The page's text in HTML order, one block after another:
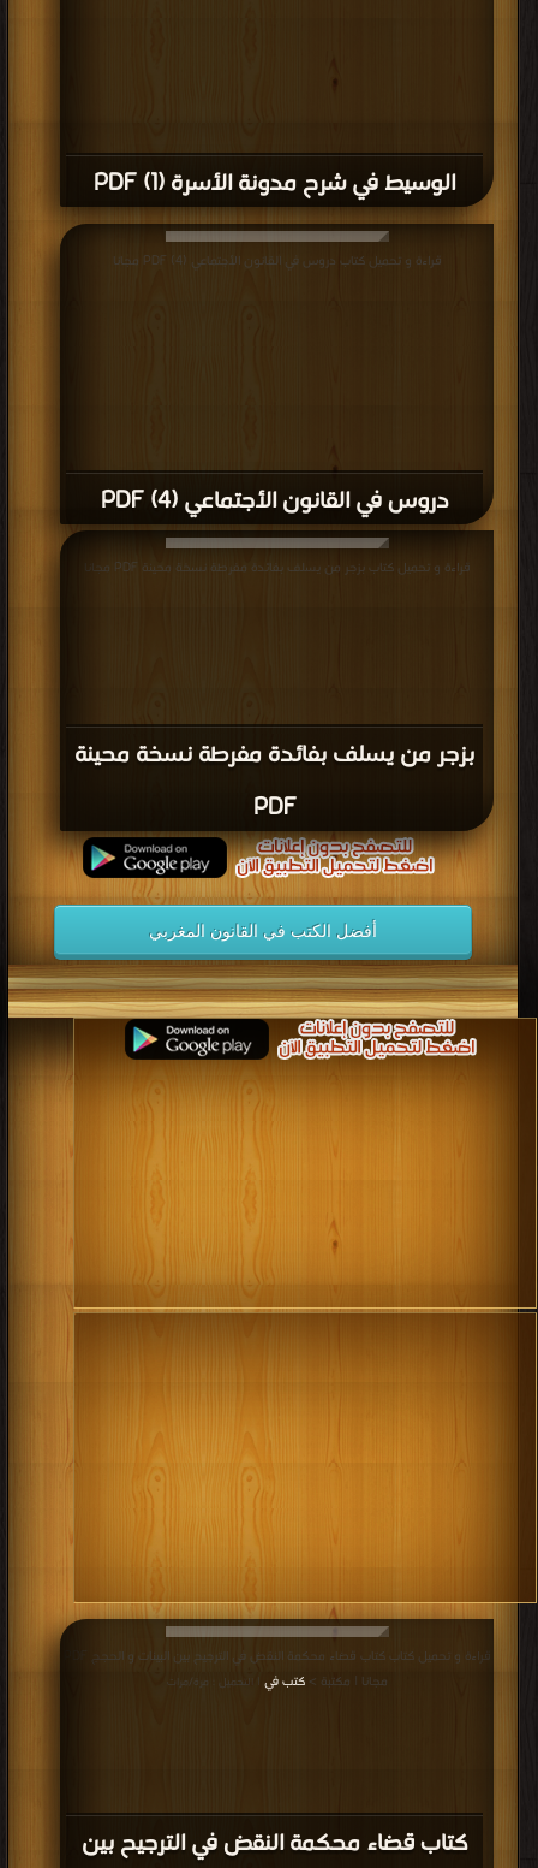
الوسيط في شرح مدونة الأسرة (1) PDF
دروس في القانون الأجتماعي (4) PDF
قراءة و تحميل كتاب دروس في القانون الأجتماعي (4) PDF مجانا
بزجر من يسلف بفائدة مفرطة نسخة محينة
PDF
قراءة و تحميل كتاب بزجر من يسلف بفائدة مفرطة نسخة محينة PDF مجانا
أفضل الكتب في القانون المغربي
كتاب قضاء محكمة النقض في الترجيح بين
مجانا | مكتبة >كتب في | التحميل : مرة/مرات